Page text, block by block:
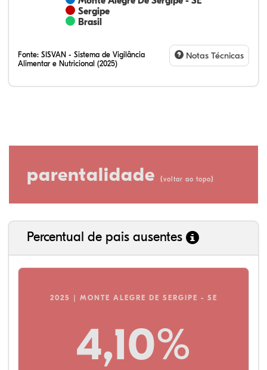
Sergipe
Brasil
Fonte: SISVAN - Sistema de Vigilância
Alimentar e Nutricional (2025)
Notas Técnicas
parentalidade (voltar ao topo)
Percentual de pais ausentes
2025 | MONTE ALEGRE DE SERGIPE - SE
4,10%